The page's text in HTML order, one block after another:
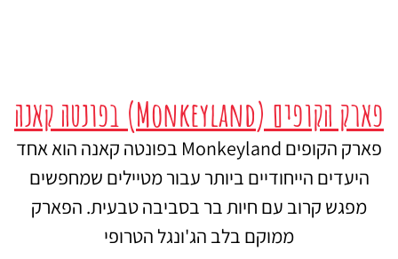
פארק הקופים (Monkeyland) בפונטה קאנה
פארק הקופים Monkeyland בפונטה קאנה הוא אחד
היעדים הייחודיים ביותר עבור מטיילים שמחפשים
מפגש קרוב עם חיות בר בסביבה טבעית. הפארק
ממוקם בלב הג'ונגל הטרופי